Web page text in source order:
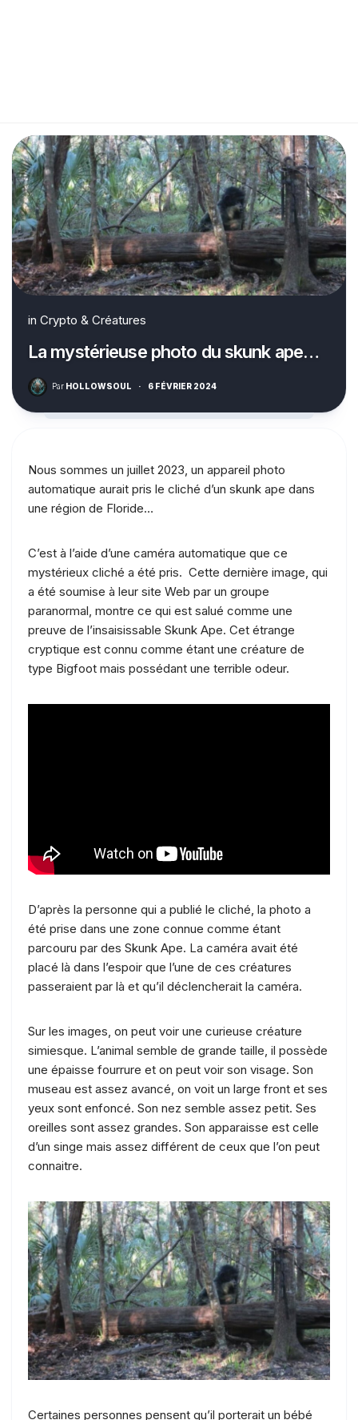
in Crypto & Créatures
La mystérieuse photo du skunk ape…
Par HOLLOWSOUL · 6 FÉVRIER 2024
Nous sommes un juillet 2023, un appareil photo
automatique aurait pris le cliché d’un skunk ape dans
une région de Floride…
C’est à l’aide d’une caméra automatique que ce
mystérieux cliché a été pris. Cette dernière image, qui
a été soumise à leur site Web par un groupe
paranormal, montre ce qui est salué comme une
preuve de l’insaisissable Skunk Ape. Cet étrange
cryptique est connu comme étant une créature de
type Bigfoot mais possédant une terrible odeur.
D’après la personne qui a publié le cliché, la photo a
été prise dans une zone connue comme étant
parcouru par des Skunk Ape. La caméra avait été
placé là dans l’espoir que l’une de ces créatures
passeraient par là et qu’il déclencherait la caméra.
Sur les images, on peut voir une curieuse créature
simiesque. L’animal semble de grande taille, il possède
une épaisse fourrure et on peut voir son visage. Son
museau est assez avancé, on voit un large front et ses
yeux sont enfoncé. Son nez semble assez petit. Ses
oreilles sont assez grandes. Son apparaisse est celle
d’un singe mais assez différent de ceux que l’on peut
connaitre.
Certaines personnes pensent qu’il porterait un bébé